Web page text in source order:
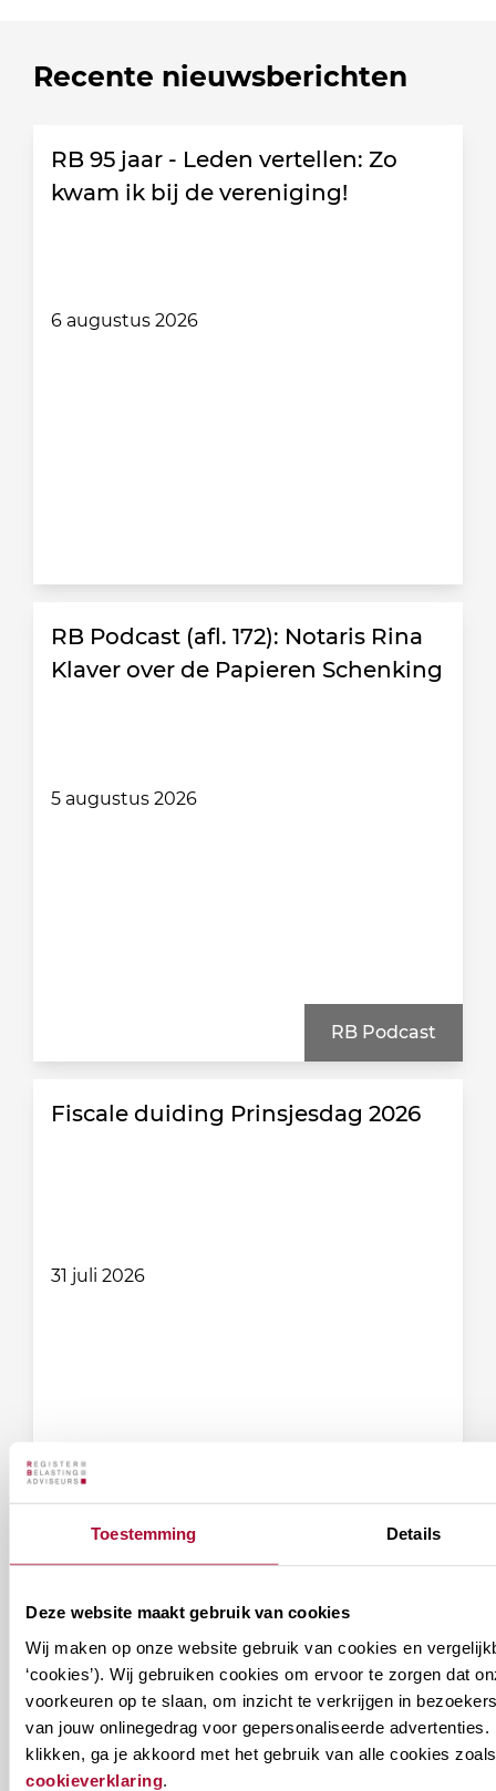
Toestemming Details
Deze website maakt gebruik van cookies
Wij maken op onze website gebruik van cookies en
‘cookies’). Wij gebruiken cookies om ervoor te zorgen dat
voorkeuren op te slaan, om inzicht te verkrijgen in
van jouw onlinegedrag voor gepersonaliseerde advertenties.
klikken, ga je akkoord met het gebruik van alle cookies
cookieverklaring
Recente nieuwsberichten
RB 95 jaar - Leden vertellen: Zo
kwam ik bij de vereniging!
6 augustus 2026
RB Podcast (afl. 172): Notaris Rina
Klaver over de Papieren Schenking
5 augustus 2026
RB Podcast
Fiscale duiding Prinsjesdag 2026
31 juli 2026
Alle berichten
Ontvang informatie over de
vereniging en/of ons
onderwijsaanbod?